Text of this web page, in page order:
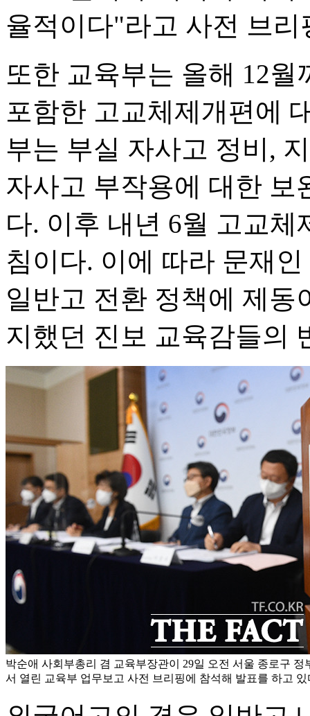
율적이다"라고 사전 브리
또한 교육부는 올해 12
포함한 고교체제개편에
부는 부실 자사고 정비,
자사고 부작용에 대한 보
다. 이후 내년 6월 고교
침이다. 이에 따라 문재
일반고 전환 정책에 제동
지했던 진보 교육감들의
박순애 사회부총리 겸 교육부장관이 29일 오전 서울 종로구
서 열린 교육부 업무보고 사전 브리핑에 참석해 발표를 하고